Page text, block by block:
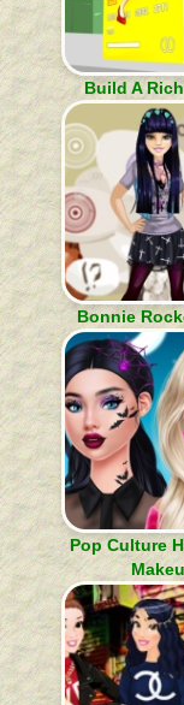
Build A
Bonnie
Pop Culture